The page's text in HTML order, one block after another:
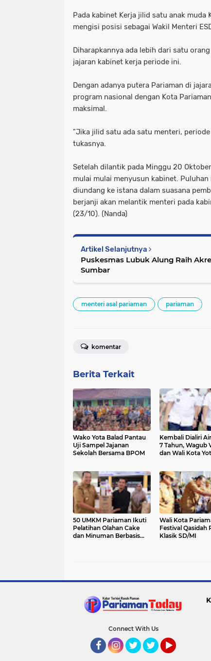
Pada kabinet Kerja jilid satu anak muda
mengisi posisi sebagai Wakil Menteri
Diharapkannya ada lebih dari satu
jajaran kabinet kerja periode ini.
Dengan adanya putera Pariaman di
program nasional dengan Kota
maksimal.
"Jika jilid satu ada satu menteri,
tukasnya.
Setelah dilantik pada Minggu 20
mulai mulai menyusun kabinet.
diundang ke istana dalam suasana
berjanji akan melantik menteri pada
(23/10). (Nanda)
Artikel Selanjutnya
Puskesmas Lubuk Alung Raih
Sumbar
menteri asal pariaman pariaman
komentar
Berita Terkait
Wako Yota Balad Pantau
Uji Sampel Jajanan
Sekolah Bersama BPOM
Kembali Dialiri
7 Tahun, Wagub
dan Wali Kota
50 UMKM Pariaman Ikuti
Pelatihan Olahan Cake
dan Minuman Berbasis
Wali Kota
Festival Qasidah
Klasik SD/MI
Connect With Us